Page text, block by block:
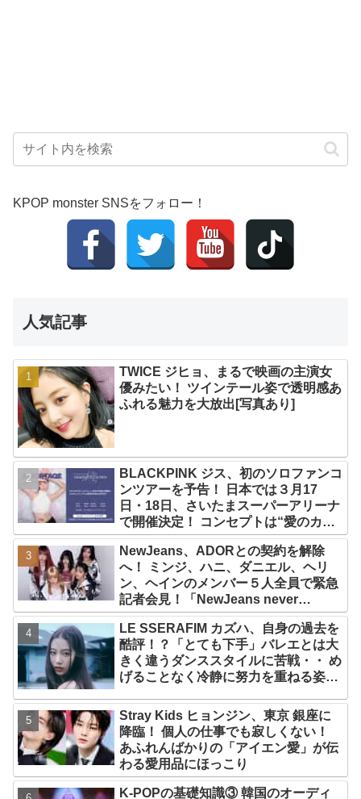
KPOP monster SNSをフォロー！
人気記事
TWICE ジヒョ、まるで映画の主演女
優みたい！ ツインテール姿で透明感あ
ふれる魅力を大放出[写真あり]
BLACKPINK ジス、初のソロファンコ
ンツアーを予告！ 日本では３月17
日・18日、さいたまスーパーアリーナ
で開催決定！ コンセプトは“愛のカケ
ラ”！？ 14日には新アルバム
『AMORTAGE』もリリース
NewJeans、ADORとの契約を解除
へ！ ミンジ、ハニ、ダニエル、ヘリ
ン、ヘインのメンバー５人全員で緊急
記者会見！「NewJeans never
dies!」と微笑みの宣言！ ADOR側、
2029年まで契約有効と主張
LE SSERAFIM カズハ、自身の過去を
酷評！？「とても下手」バレエとは大
きく違うダンススタイルに苦戦・・ め
げることなく冷静に努力を重ねる姿に
Stray Kids ヒョンジン、東京 銀座に
降臨！ 個人の仕事でも寂しくない！
あふれんばかりの「アイエン愛」が伝
わる愛用品にほっこり
K-POPの基礎知識③ 韓国のオーディ